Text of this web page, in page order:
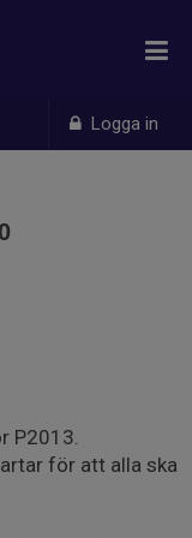
Logga in
P2013.
för att alla ska